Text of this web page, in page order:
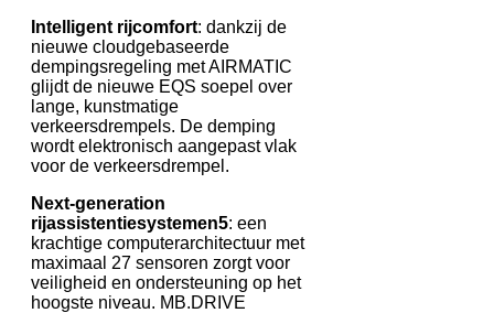
Intelligent rijcomfort: dankzij de
nieuwe cloudgebaseerde
dempingsregeling met AIRMATIC
glijdt de nieuwe EQS soepel over
lange, kunstmatige
verkeersdrempels. De demping
wordt elektronisch aangepast vlak
voor de verkeersdrempel.
Next-generation
rijassistentiesystemen5: een
krachtige computerarchitectuur met
maximaal 27 sensoren zorgt voor
veiligheid en ondersteuning op het
hoogste niveau. MB.DRIVE